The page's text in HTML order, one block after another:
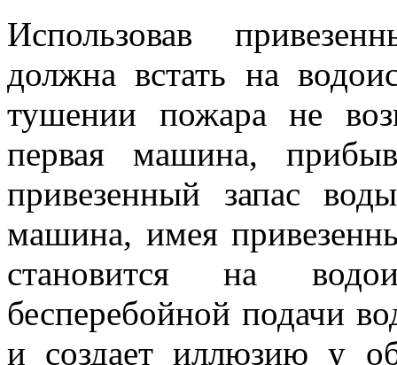
Использовав
должна встать на
тушении пожара не
первая машина,
привезенный запас
машина, имея
становится на
бесперебойной подачи
и создает иллюзию у